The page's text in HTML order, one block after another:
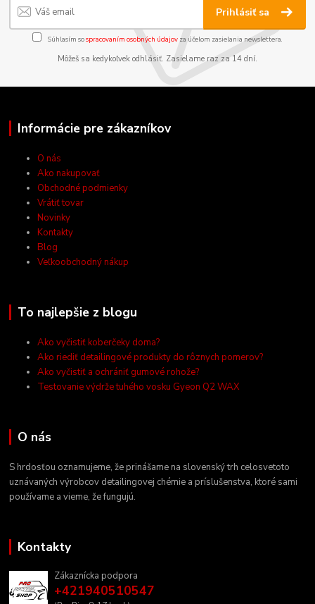
Prihlásiť sa
Súhlasím sospracovaním osobných údajov za účelom zasielania newslettera.
Môžeš sa kedykoľvek odhlásiť. Zasielame raz za 14 dní.
Informácie pre zákazníkov
O nás
Ako nakupovať
Obchodné podmienky
Vrátiť tovar
Novinky
Kontakty
Blog
Veľkoobchodný nákup
To najlepšie z blogu
Ako vyčistiť koberčeky doma?
Ako riediť detailingové produkty do rôznych pomerov?
Ako vyčistiť a ochrániť gumové rohože?
Testovanie výdrže tuhého vosku Gyeon Q2 WAX
O nás
S hrdosťou oznamujeme, že prinášame na slovenský trh celosvetoto
uznávaných výrobcov detailingovej chémie a príslušenstva, ktoré sami
používame a vieme, že fungujú.
Kontakty
Zákaznícka podpora
+421940510547